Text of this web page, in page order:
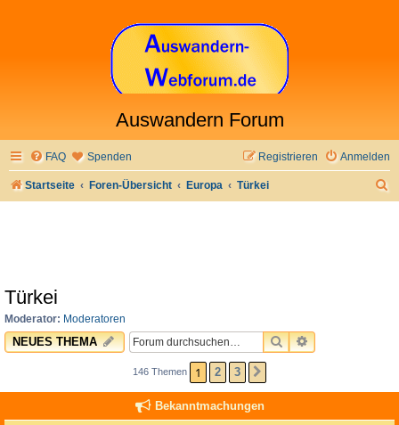
Auswandern Forum
FAQ Spenden Anmelden
Registrieren
Startseite Foren-Übersicht Europa Türkei
Türkei
Moderator: Moderatoren
NEUES THEMA SUCHEERWEITERTE
146 Themen 1 2 3
Bekanntmachungen